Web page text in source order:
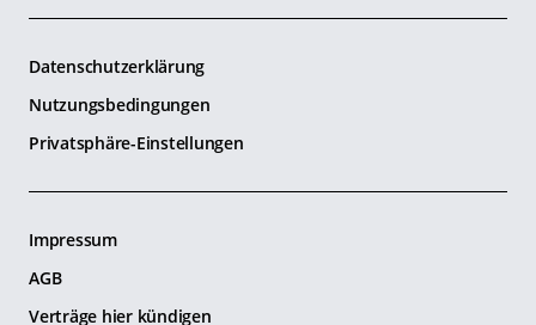
Datenschutzerklärung
Nutzungsbedingungen
Privatsphäre-Einstellungen
Impressum
AGB
Verträge hier kündigen